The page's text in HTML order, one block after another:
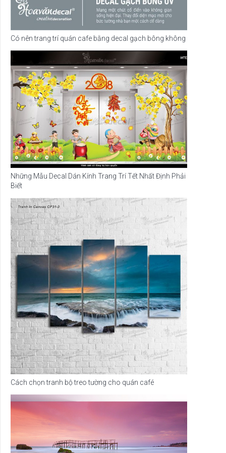
Có nên trang trí quán cafe bằng decal gạch bông không
Những Mẫu Decal Dán Kính Trang Trí Tết Nhất Định Phải
Biết
Cách chọn tranh bộ treo tường cho quán café